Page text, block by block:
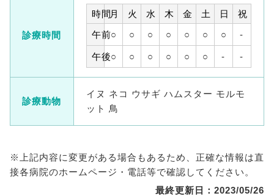
診療時間
時間月 火 水 木 金 土 日
祝
午前○ ○ ○ ○ ○ ○ ○ -
午後○ ○ ○ ○ ○ ○ - -
診療動物
イヌ ネコ ウサギ ハムスター モルモ
ット 鳥
※上記内容に変更がある場合もあるため、正確な情報は直
接各病院のホームページ・電話等で確認してください。
最終更新日：2023/05/26